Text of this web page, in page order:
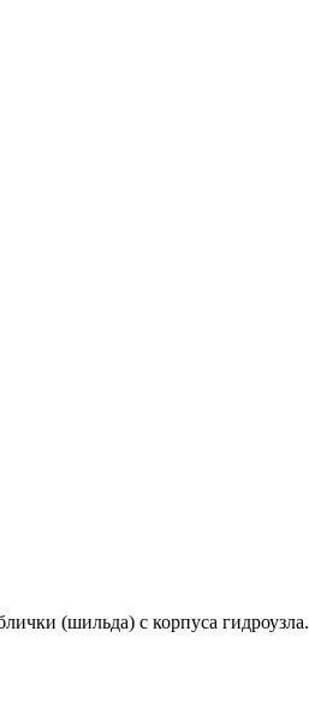
(шильда) с корпуса гидроузла.